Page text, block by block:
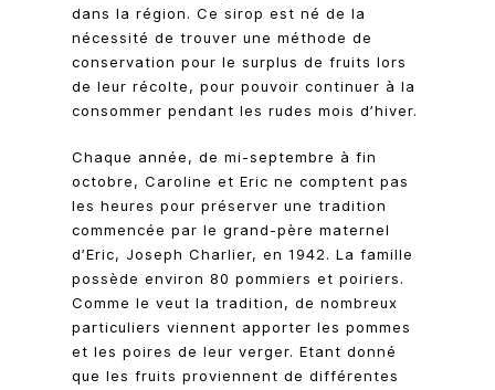
dans la région. Ce sirop est né de la
nécessité de trouver une méthode de
conservation pour le surplus de fruits lors
de leur récolte, pour pouvoir continuer à la
consommer pendant les rudes mois d’hiver.
Chaque année, de mi-septembre à fin
octobre, Caroline et Eric ne comptent pas
les heures pour préserver une tradition
commencée par le grand-père maternel
d’Eric, Joseph Charlier, en 1942. La famille
possède environ 80 pommiers et poiriers.
Comme le veut la tradition, de nombreux
particuliers viennent apporter les pommes
et les poires de leur verger. Etant donné
que les fruits proviennent de différentes